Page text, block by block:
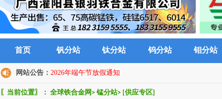
首页 钒分站 钛分站 钨分站 钼分站
网站公告： 2026年端午节放假通知
〖当前位置〗： 全球铁合金网 > 锰分站> [供应专区]